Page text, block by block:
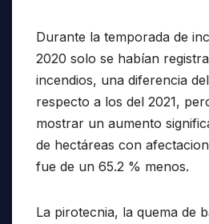
Durante la temporada de
2020 solo se habían
incendios, una diferencia
respecto a los del 2021,
mostrar un aumento
de hectáreas con
fue de un 65.2 % menos.
La pirotecnia, la quema de